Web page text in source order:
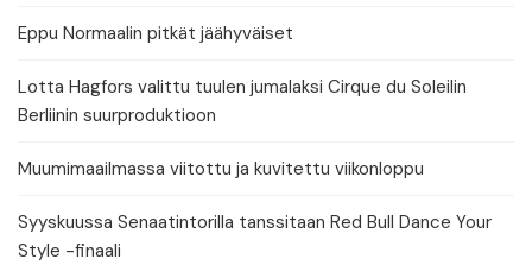
Eppu Normaalin pitkät jäähyväiset
Lotta Hagfors valittu tuulen jumalaksi Cirque du Soleilin
Berliinin suurproduktioon
Muumimaailmassa viitottu ja kuvitettu viikonloppu
Syyskuussa Senaatintorilla tanssitaan Red Bull Dance Your
Style -finaali